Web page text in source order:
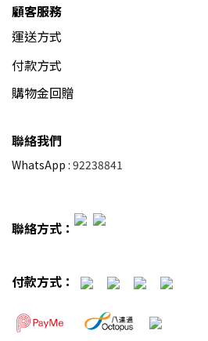
顧客服務
運送方式
付款方式
購物金回贈
聯絡我們
WhatsApp : 92238841
聯絡方式：
付款方式：